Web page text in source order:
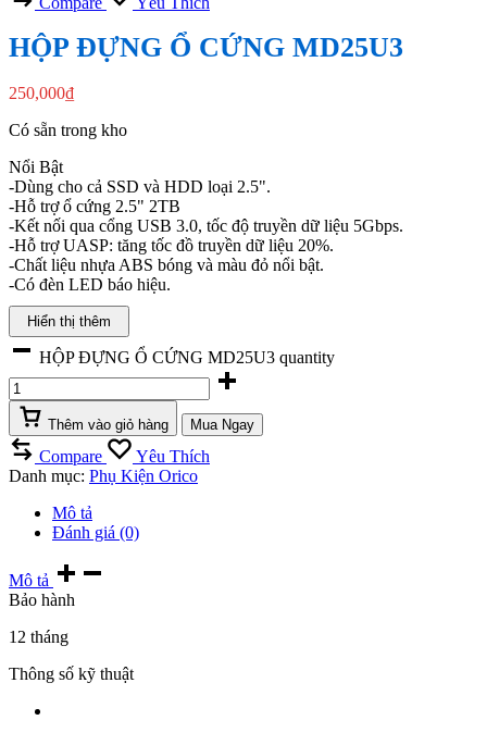
HỘP ĐỰNG Ổ CỨNG MD25U3
250,000₫
Có sẵn trong kho
Nổi Bật
-Dùng cho cả SSD và HDD loại 2.5".
-Hỗ trợ ổ cứng 2.5" 2TB
-Kết nối qua cổng USB 3.0, tốc độ truyền dữ liệu 5Gbps.
-Hỗ trợ UASP: tăng tốc đồ truyền dữ liệu 20%.
-Chất liệu nhựa ABS bóng và màu đỏ nổi bật.
-Có đèn LED báo hiệu.
Hiển thị thêm
HỘP ĐỰNG Ổ CỨNG MD25U3 quantity
Thêm vào giỏ hàng Mua Ngay
Compare
Yêu Thích
Danh mục: Phụ Kiện Orico
Mô tả
Đánh giá (0)
Mô tả
Bảo hành
12 tháng
Thông số kỹ thuật